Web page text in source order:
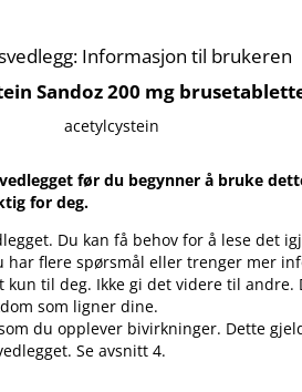
Informasjon til brukeren
Sandoz 200 mg
acetylcystein
før du begynner å bruke
for deg.
Du kan få behov for å lese det
har flere spørsmål eller trenger mer
til deg. Ikke gi det videre til andre.
som ligner dine.
du opplever bivirkninger. Dette
Se avsnitt 4.